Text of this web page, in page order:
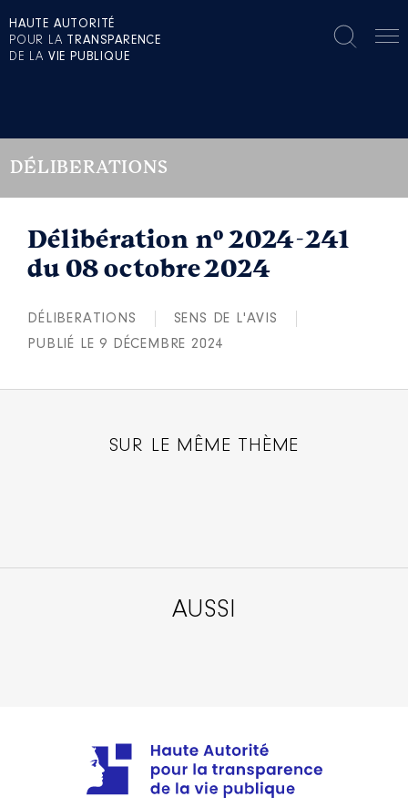
HAUTE AUTORITÉ
POUR LA TRANSPARENCE
DE LA VIE PUBLIQUE
DÉLIBERATIONS
Délibération n° 2024-241
du 08 octobre 2024
DÉLIBERATIONS
SENS DE L'AVIS
PUBLIÉ LE 9 DÉCEMBRE 2024
SUR LE MÊME THÈME
AUSSI